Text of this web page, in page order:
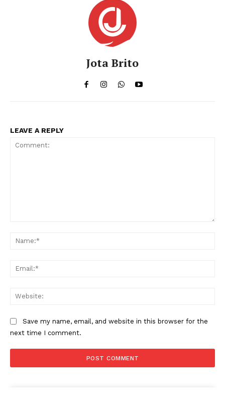
Jota Brito
LEAVE A REPLY
Save my name, email, and website in this browser for the
next time I comment.